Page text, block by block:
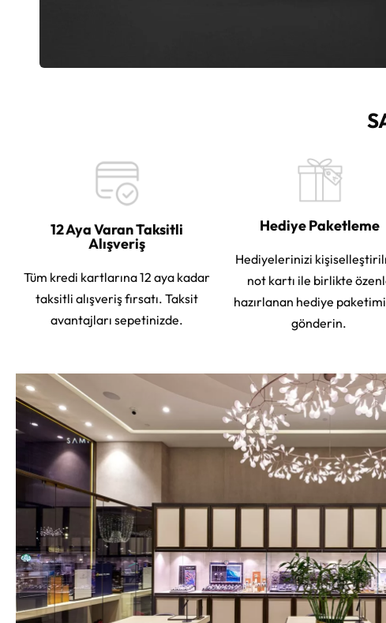
12 Aya Varan Taksitli
Alışveriş
Tüm kredi kartlarına 12 aya kadar
taksitli alışveriş fırsatı. Taksit
avantajları sepetinizde.
Hediye Paketleme
Hediyelerinizi
not kartı ile birlikte
hazırlanan hediye
gönderin.